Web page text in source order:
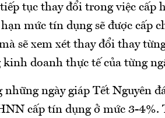
tục thay đổi trong việc cấp
mức tín dụng sẽ được cấp
sẽ xem xét thay đổi thay
doanh thực tế của từng
những ngày giáp Tết Nguyên
cấp tín dụng ở mức 3-4%.